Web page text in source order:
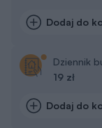
Dodaj do
Dziennik
19 zł
Dodaj do